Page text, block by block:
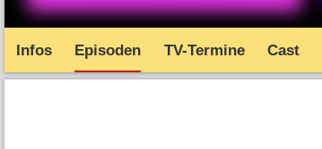
Infos Episoden TV-Termine Cast